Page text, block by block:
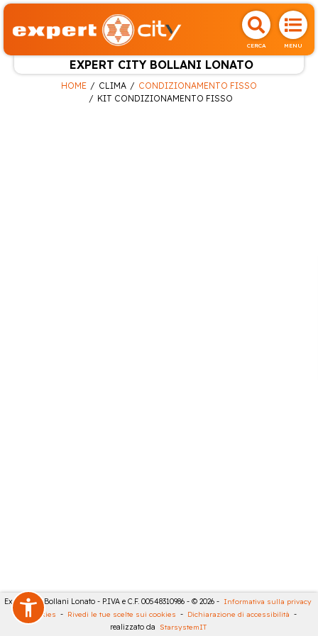
CERCA MENU
EXPERT CITY BOLLANI LONATO
HOME CLIMA
CONDIZIONAMENTO FISSO
KIT CONDIZIONAMENTO FISSO
Expert City Bollani Lonato - P.IVA e C.F. 00548310986 - © 2026 - Informativa sulla privacy
Cookies - Rivedi le tue scelte sui cookies - Dichiarazione di accessibilità -
realizzato da StarsystemIT